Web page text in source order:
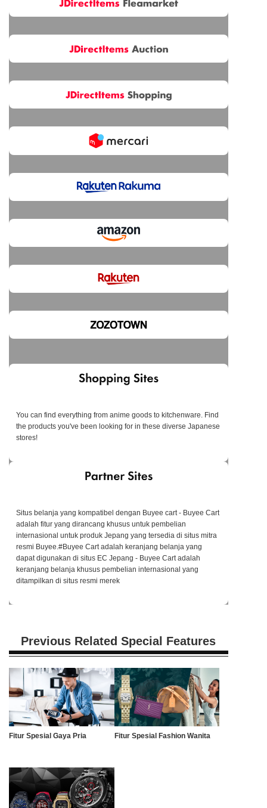
You can find everything from anime goods to kitchenware. Find
the products you've been looking for in these diverse Japanese
stores!
Situs belanja yang kompatibel dengan Buyee cart - Buyee Cart
adalah fitur yang dirancang khusus untuk pembelian
internasional untuk produk Jepang yang tersedia di situs mitra
resmi Buyee.#Buyee Cart adalah keranjang belanja yang
dapat digunakan di situs EC Jepang - Buyee Cart adalah
keranjang belanja khusus pembelian internasional yang
ditampilkan di situs resmi merek
Previous Related Special Features
Fitur Spesial Gaya Pria Fitur Spesial Fashion Wanita